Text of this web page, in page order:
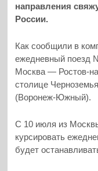
направления
России.
Как сообщили в
ежедневный поезд
Москва — Ростов-
столице
(Воронеж-Южный).
С 10 июля из
курсировать
будет